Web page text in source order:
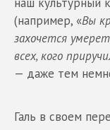
наш культурный
(например, «Вы
захочется
всех, кого
— даже тем
Галь в своем